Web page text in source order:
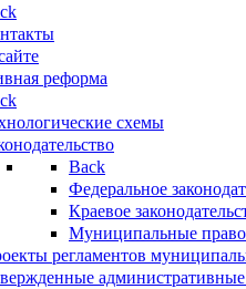
реформа
схемы
Back
Федеральное
Краевое
Муниципальные
регламентов